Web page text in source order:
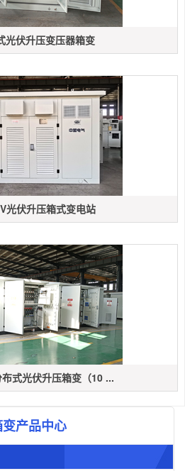
光伏升压变压器箱变
光伏升压箱式变电站
式光伏升压箱变（10 ...
产品中心